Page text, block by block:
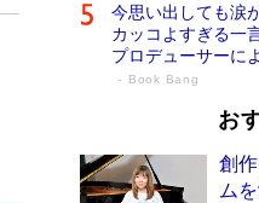
今思い出しても涙
カッコよすぎる一
プロデューサーに
Book Bang
「宇宙兄弟」最
物語に幕 特装
ンガ」も収録
お
創
ム